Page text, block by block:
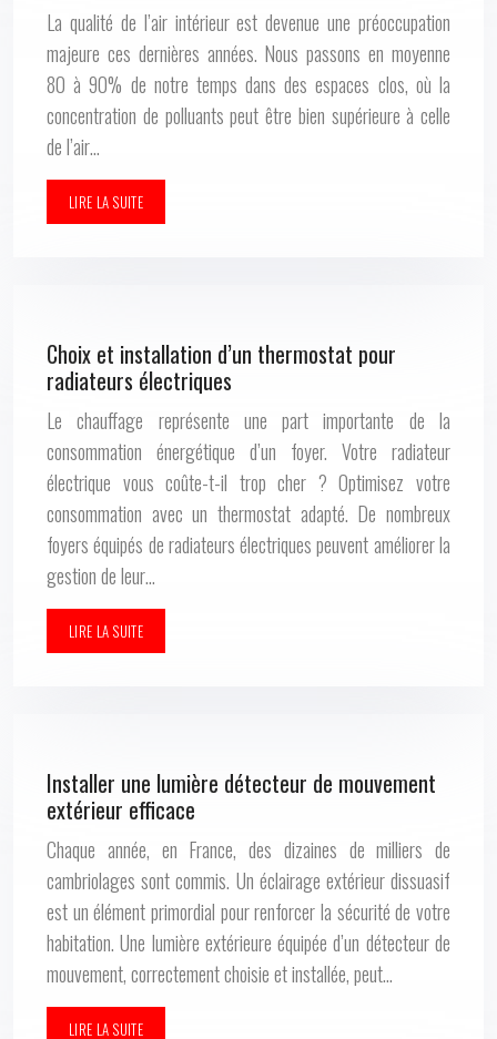
La qualité de l’air intérieur est devenue une préoccupation
majeure ces dernières années. Nous passons en moyenne
80 à 90% de notre temps dans des espaces clos, où la
concentration de polluants peut être bien supérieure à celle
de l’air…
LIRE LA SUITE
Choix et installation d’un thermostat pour
radiateurs électriques
Le chauffage représente une part importante de la
consommation énergétique d’un foyer. Votre radiateur
électrique vous coûte-t-il trop cher ? Optimisez votre
consommation avec un thermostat adapté. De nombreux
foyers équipés de radiateurs électriques peuvent améliorer la
gestion de leur…
LIRE LA SUITE
Installer une lumière détecteur de mouvement
extérieur efficace
Chaque année, en France, des dizaines de milliers de
cambriolages sont commis. Un éclairage extérieur dissuasif
est un élément primordial pour renforcer la sécurité de votre
habitation. Une lumière extérieure équipée d’un détecteur de
mouvement, correctement choisie et installée, peut…
LIRE LA SUITE